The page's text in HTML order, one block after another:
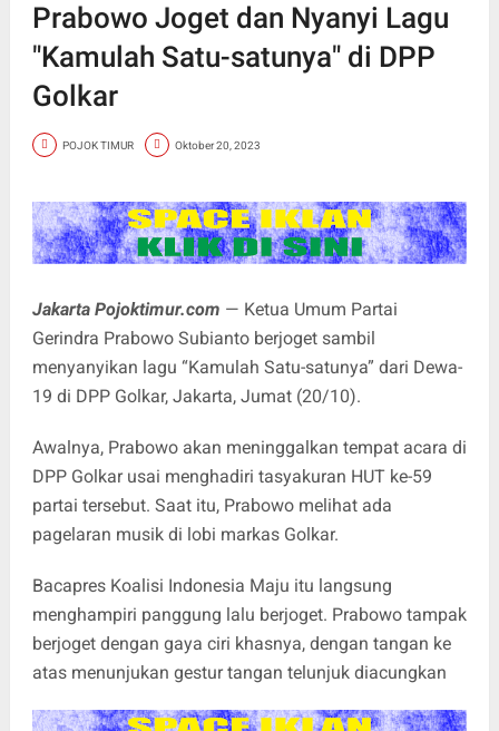
Prabowo Joget dan Nyanyi Lagu
"Kamulah Satu-satunya" di DPP
Golkar
POJOK TIMUR Oktober 20, 2023
Jakarta Pojoktimur.com — Ketua Umum Partai
Gerindra Prabowo Subianto berjoget sambil
menyanyikan lagu “Kamulah Satu-satunya” dari Dewa-
19 di DPP Golkar, Jakarta, Jumat (20/10).
Awalnya, Prabowo akan meninggalkan tempat acara di
DPP Golkar usai menghadiri tasyakuran HUT ke-59
partai tersebut. Saat itu, Prabowo melihat ada
pagelaran musik di lobi markas Golkar.
Bacapres Koalisi Indonesia Maju itu langsung
menghampiri panggung lalu berjoget. Prabowo tampak
berjoget dengan gaya ciri khasnya, dengan tangan ke
atas menunjukan gestur tangan telunjuk diacungkan